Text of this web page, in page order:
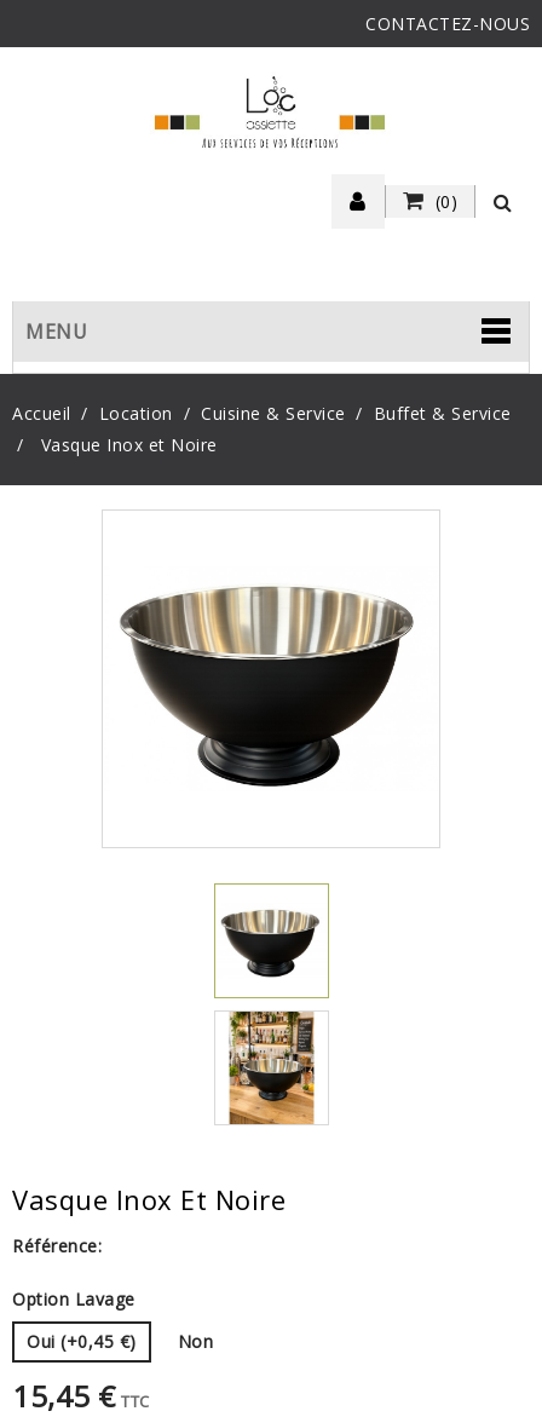
CONTACTEZ-NOUS
(0)
MENU
Accueil Location Cuisine & Service
Buffet & Service
Vasque Inox et Noire
Vasque Inox Et Noire
Référence:
Option Lavage
Oui (+0,45 €)
Non
15,45 € TTC